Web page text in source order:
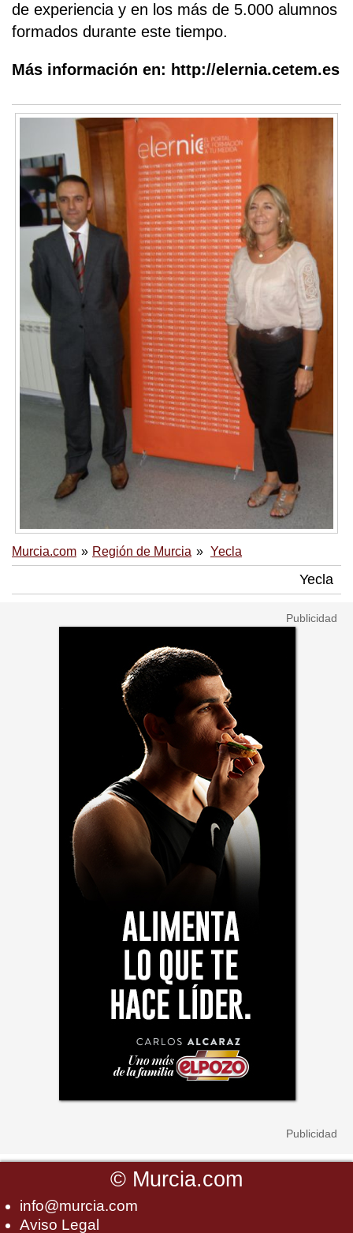
de experiencia y en los más de 5.000 alumnos
formados durante este tiempo.
Más información en: http://elernia.cetem.es
Murcia.com Región de Murcia Yecla
Yecla
© Murcia.com
info@murcia.com
Aviso Legal